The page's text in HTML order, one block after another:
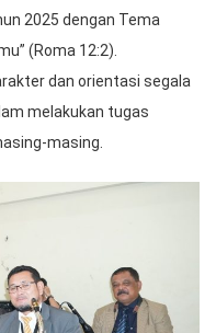
2025 dengan Tema
(Roma 12:2).
dan orientasi segala
melakukan tugas
masing.